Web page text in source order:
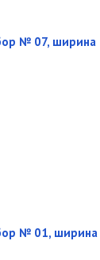
№ 07,
№ 01,